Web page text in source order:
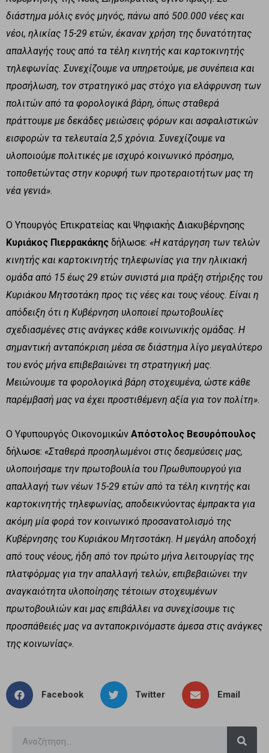
διάστημα μόλις ενός μηνός, πάνω από 500.000 νέες και
νέοι, ηλικίας 15-29 ετών, έκαναν χρήση της δυνατότητας
απαλλαγής τους από τα τέλη κινητής και καρτοκινητής
τηλεφωνίας. Συνεχίζουμε να υπηρετούμε, με συνέπεια και
προσήλωση, τον στρατηγικό μας στόχο για ελάφρυνση των
πολιτών από τα φορολογικά βάρη, όπως σταθερά
πράττουμε με δεκάδες μειώσεις φόρων και ασφαλιστικών
εισφορών τα τελευταία 2,5 χρόνια. Συνεχίζουμε να
υλοποιούμε πολιτικές με ισχυρό κοινωνικό πρόσημο,
τοποθετώντας στην κορυφή των προτεραιοτήτων μας τη
νέα γενιά».
Ο Υπουργός Επικρατείας και Ψηφιακής Διακυβέρνησης
Κυριάκος Πιερρακάκης δήλωσε: «Η κατάργηση των τελών
κινητής και καρτοκινητής τηλεφωνίας για την ηλικιακή
ομάδα από 15 έως 29 ετών συνιστά μια πράξη στήριξης του
Κυριάκου Μητσοτάκη προς τις νέες και τους νέους. Είναι η
απόδειξη ότι η Κυβέρνηση υλοποιεί πρωτοβουλίες
σχεδιασμένες στις ανάγκες κάθε κοινωνικής ομάδας. Η
σημαντική ανταπόκριση μέσα σε διάστημα λίγο μεγαλύτερο
του ενός μήνα επιβεβαιώνει τη στρατηγική μας.
Μειώνουμε τα φορολογικά βάρη στοχευμένα, ώστε κάθε
παρέμβασή μας να έχει προστιθέμενη αξία για τον πολίτη».
Ο Υφυπουργός Οικονομικών Απόστολος Βεσυρόπουλος
δήλωσε: «Σταθερά προσηλωμένοι στις δεσμεύσεις μας,
υλοποιήσαμε την πρωτοβουλία του Πρωθυπουργού για
απαλλαγή των νέων 15-29 ετών από τα τέλη κινητής και
καρτοκινητής τηλεφωνίας, αποδεικνύοντας έμπρακτα για
ακόμη μία φορά τον κοινωνικό προσανατολισμό της
Κυβέρνησης του Κυριάκου Μητσοτάκη. Η μεγάλη αποδοχή
από τους νέους, ήδη από τον πρώτο μήνα λειτουργίας της
πλατφόρμας για την απαλλαγή τελών, επιβεβαιώνει την
αναγκαιότητα υλοποίησης τέτοιων στοχευμένων
πρωτοβουλιών και μας επιβάλλει να συνεχίσουμε τις
προσπάθειές μας να ανταποκρινόμαστε άμεσα στις ανάγκες
της κοινωνίας».
Facebook Twitter Email